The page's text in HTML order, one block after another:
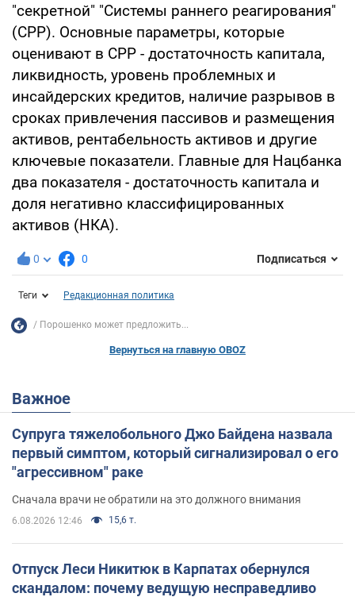
"секретной" "Системы раннего реагирования"
(СРР). Основные параметры, которые
оценивают в СРР - достаточность капитала,
ликвидность, уровень проблемных и
инсайдерских кредитов, наличие разрывов в
сроках привлечения пассивов и размещения
активов, рентабельность активов и другие
ключевые показатели. Главные для Нацбанка
два показателя - достаточность капитала и
доля негативно классифицированных
активов (НКА).
0 0 Подписаться
Теги Редакционная политика
Порошенко может предложить...
Вернуться на главную OBOZ
Важное
Супруга тяжелобольного Джо Байдена назвала
первый симптом, который сигнализировал о его
"агрессивном" раке
Сначала врачи не обратили на это должного внимания
6.08.2026 12:46 15,6 т.
Отпуск Леси Никитюк в Карпатах обернулся
скандалом: почему ведущую несправедливо